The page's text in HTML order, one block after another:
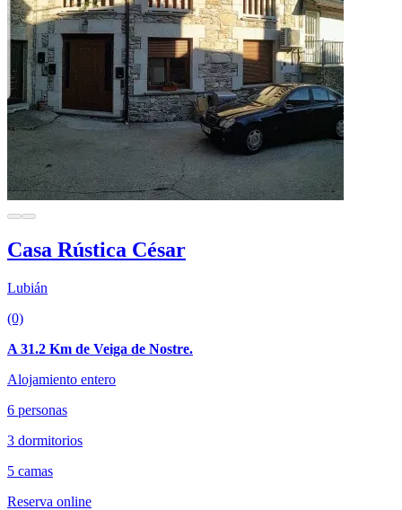
Casa Rústica César
Lubián
(0)
A 31.2 Km de Veiga de Nostre.
Alojamiento entero
6 personas
3 dormitorios
5 camas
Reserva online